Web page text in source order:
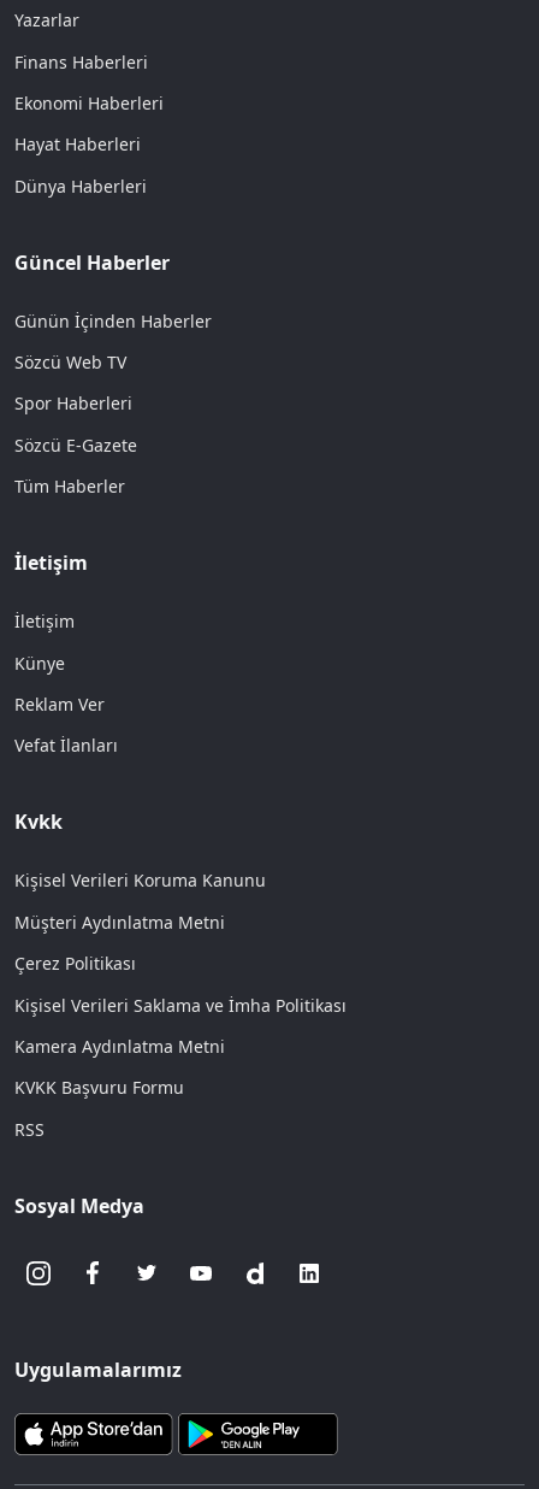
Yazarlar
Finans Haberleri
Ekonomi Haberleri
Hayat Haberleri
Dünya Haberleri
Güncel Haberler
Günün İçinden Haberler
Sözcü Web TV
Spor Haberleri
Sözcü E-Gazete
Tüm Haberler
İletişim
İletişim
Künye
Reklam Ver
Vefat İlanları
Kvkk
Kişisel Verileri Koruma Kanunu
Müşteri Aydınlatma Metni
Çerez Politikası
Kişisel Verileri Saklama ve İmha Politikası
Kamera Aydınlatma Metni
KVKK Başvuru Formu
RSS
Sosyal Medya
Uygulamalarımız